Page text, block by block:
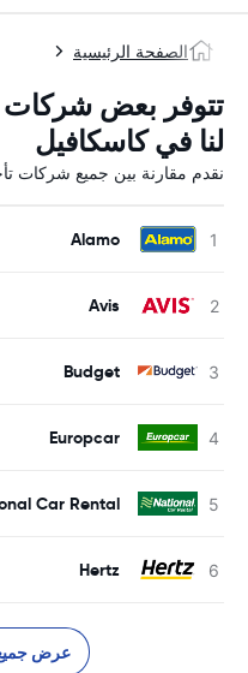
الصفحة الرئيسية
تتوفر بعض شركات
لنا في كاسكافيل
نقدم مقارنة بين جميع شركات
Alamo
Avis
Budget
Europcar
Car Rental
Hertz
عرض جميع